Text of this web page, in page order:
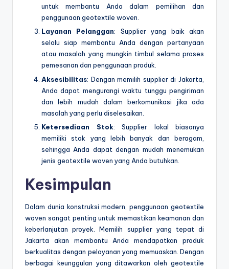
untuk membantu Anda dalam pemilihan dan
penggunaan geotextile woven.
Layanan Pelanggan: Supplier yang baik akan
selalu siap membantu Anda dengan pertanyaan
atau masalah yang mungkin timbul selama proses
pemesanan dan penggunaan produk.
Aksesibilitas: Dengan memilih supplier di Jakarta,
Anda dapat mengurangi waktu tunggu pengiriman
dan lebih mudah dalam berkomunikasi jika ada
masalah yang perlu diselesaikan.
Ketersediaan Stok: Supplier lokal biasanya
memiliki stok yang lebih banyak dan beragam,
sehingga Anda dapat dengan mudah menemukan
jenis geotextile woven yang Anda butuhkan.
Kesimpulan
Dalam dunia konstruksi modern, penggunaan geotextile
woven sangat penting untuk memastikan keamanan dan
keberlanjutan proyek. Memilih supplier yang tepat di
Jakarta akan membantu Anda mendapatkan produk
berkualitas dengan pelayanan yang memuaskan. Dengan
berbagai keunggulan yang ditawarkan oleh geotextile